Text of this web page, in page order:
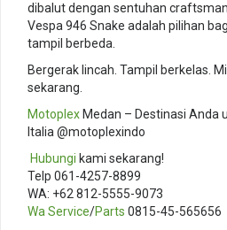
dibalut dengan sentuhan
Vespa 946 Snake adalah pilihan
tampil berbeda.
Bergerak lincah. Tampil berkelas.
sekarang.
Motoplex Medan – Destinasi Anda
Italia @motoplexindo
Hubungi kami sekarang!
Telp 061-4257-8899
WA: +62 812-5555-9073
Wa Service/Parts 0815-45-565656